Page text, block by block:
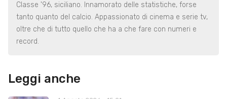
Classe '96, siciliano. Innamorato delle statistiche, forse
tanto quanto del calcio. Appassionato di cinema e serie tv,
oltre che di tutto quello che ha a che fare con numeri e
record.
Leggi anche